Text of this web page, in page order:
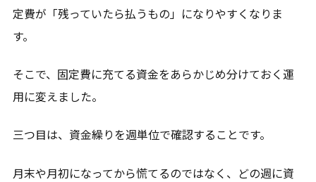
定費が「残っていたら払うもの」になりやすくなりま
す。
そこで、固定費に充てる資金をあらかじめ分けておく運
用に変えました。
三つ目は、資金繰りを週単位で確認することです。
月末や月初になってから慌てるのではなく、どの週に資